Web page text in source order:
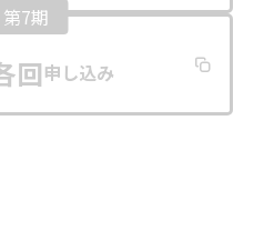
第7期
回申し込み